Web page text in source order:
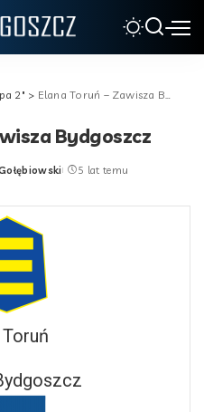
2" > Elana Toruń – Zawisza Bydgoszcz
Bydgoszcz
5 lat temu
Toruń